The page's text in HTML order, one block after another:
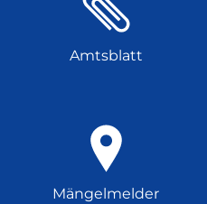
Amtsblatt
Mängelmelder